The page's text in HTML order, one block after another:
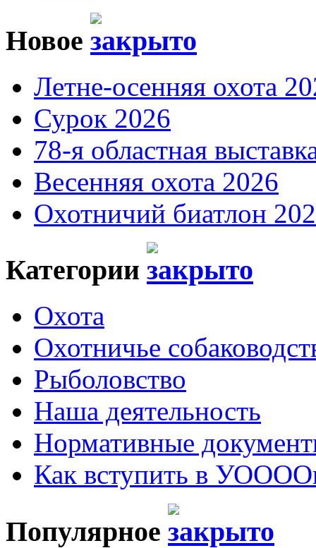
Новое
Летне-осенняя охота
Сурок 2026
78-я областная
Весенняя охота 2026
Охотничий биатлон
Категории
Охота
Охотничье
Рыболовство
Наша деятельность
Нормативные
Как вступить в
Популярное